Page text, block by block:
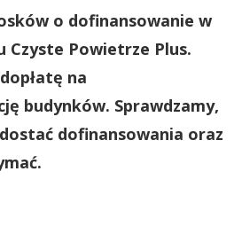
o dofinansowanie w
Czyste Powietrze Plus.
na
budynków. Sprawdzamy,
dofinansowania oraz